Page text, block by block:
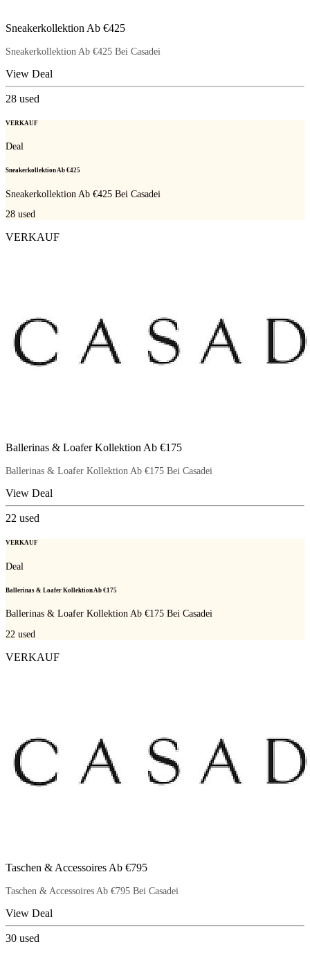
Sneakerkollektion Ab €425
Sneakerkollektion Ab €425 Bei Casadei
View Deal
28 used
VERKAUF
Deal
Sneakerkollektion Ab €425
Sneakerkollektion Ab €425 Bei Casadei
28 used
VERKAUF
Ballerinas & Loafer Kollektion Ab €175
Ballerinas & Loafer Kollektion Ab €175 Bei Casadei
View Deal
22 used
VERKAUF
Deal
Ballerinas & Loafer Kollektion Ab €175
Ballerinas & Loafer Kollektion Ab €175 Bei Casadei
22 used
VERKAUF
Taschen & Accessoires Ab €795
Taschen & Accessoires Ab €795 Bei Casadei
View Deal
30 used